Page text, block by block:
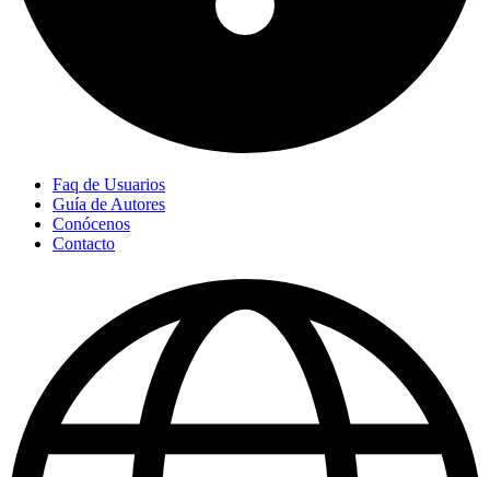
Faq de Usuarios
Guía de Autores
Conócenos
Contacto